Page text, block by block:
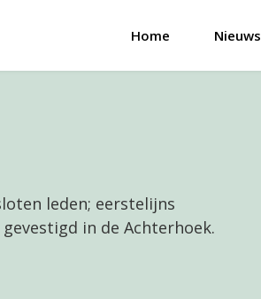
Home Nieuws
leden; eerstelijns
in de Achterhoek.